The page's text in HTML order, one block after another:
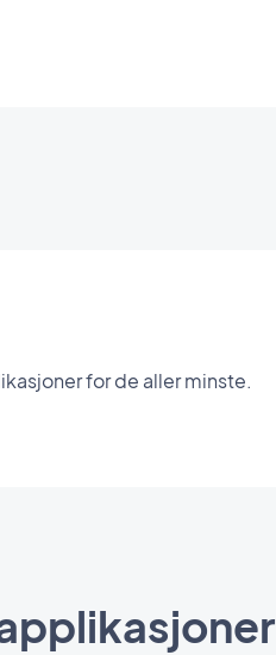
for de aller minste.